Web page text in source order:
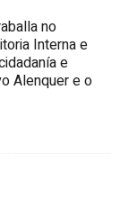
no
Interna e
e
Alenquer e o